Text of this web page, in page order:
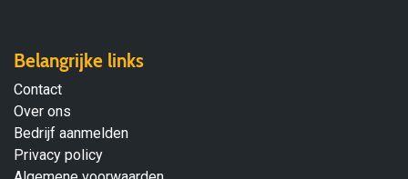
Belangrijke links
Contact
Over ons
Bedrijf aanmelden
Privacy policy